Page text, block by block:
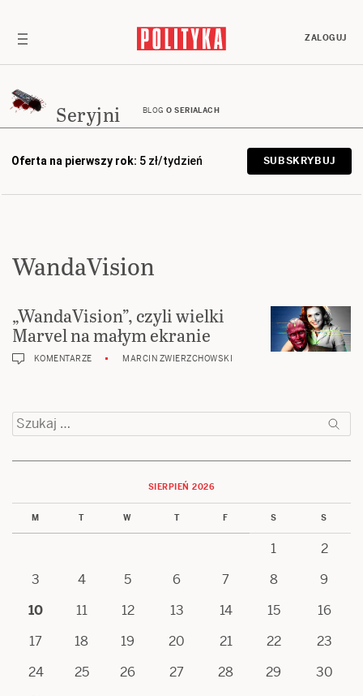
ZALOGUJ
Seryjni BLOG O SERIALACH
Oferta na pierwszy rok: 5 zł/tydzień SUBSKRYBUJ
WandaVision
„WandaVision”, czyli wielki
Marvel na małym ekranie
KOMENTARZE MARCIN ZWIERZCHOWSKI
Szukaj:
SIERPIEŃ 2026
M T W T F S S
1
2
3
4 5 6 7 8
9
10
11 12 13 14 15
16
17
18 19 20 21 22
23
24
25 26 27 28 29
30